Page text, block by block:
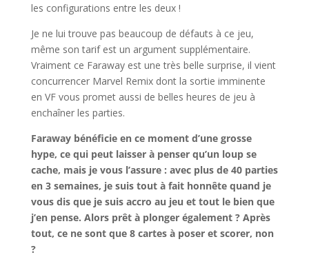
les configurations entre les deux !
Je ne lui trouve pas beaucoup de défauts à ce jeu,
même son tarif est un argument supplémentaire.
Vraiment ce Faraway est une très belle surprise, il vient
concurrencer Marvel Remix dont la sortie imminente
en VF vous promet aussi de belles heures de jeu à
enchaîner les parties.
Faraway bénéficie en ce moment d’une grosse
hype, ce qui peut laisser à penser qu’un loup se
cache, mais je vous l’assure : avec plus de 40 parties
en 3 semaines, je suis tout à fait honnête quand je
vous dis que je suis accro au jeu et tout le bien que
j’en pense. Alors prêt à plonger également ? Après
tout, ce ne sont que 8 cartes à poser et scorer, non
?